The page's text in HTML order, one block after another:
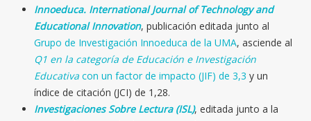
Innoeduca. International Journal of Technology and
Educational Innovation, publicación editada junto al
Grupo de Investigación Innoeduca de la UMA, asciende al
Q1 en la categoría de Educación e Investigación
Educativa con un factor de impacto (JIF) de 3,3 y un
índice de citación (JCI) de 1,28.
Investigaciones Sobre Lectura (ISL), editada junto a la